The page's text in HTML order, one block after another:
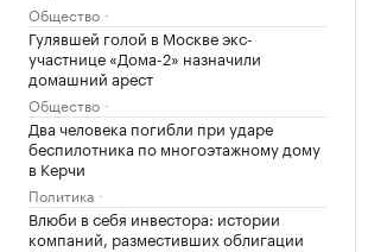
Общество
Гулявшей голой в Москве экс-
участнице «Дома-2» назначили
домашний арест
Общество
Два человека погибли при ударе
беспилотника по многоэтажному дому
в Керчи
Политика
Влюби в себя инвестора: истории
компаний, разместивших облигации